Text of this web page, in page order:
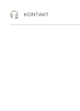
KONTAKT